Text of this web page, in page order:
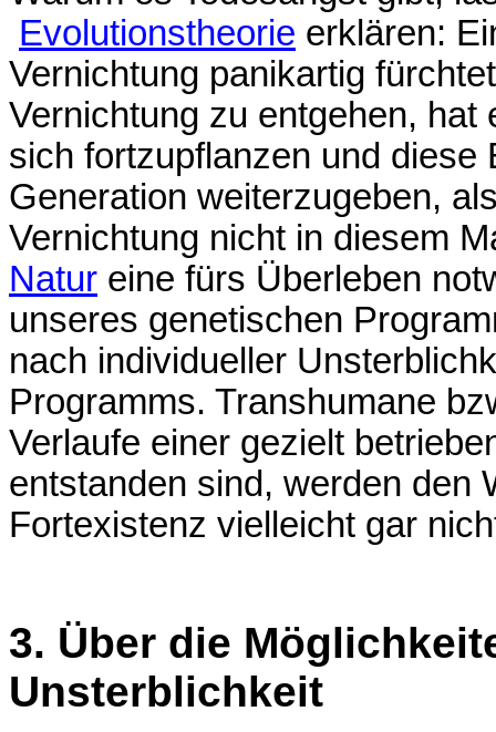
Evolutionstheorie erklären:
Vernichtung panikartig
Vernichtung zu entgehen,
sich fortzupflanzen und diese
Generation weiterzugeben,
Vernichtung nicht in diesem
Natur eine fürs Überleben
unseres genetischen
nach individueller
Programms. Transhumane
Verlaufe einer gezielt
entstanden sind, werden den
Fortexistenz vielleicht gar
3. Über die
Unsterblichkeit